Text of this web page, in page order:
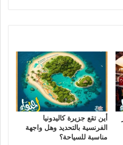
أين تقع جزيرة كاليدونيا
الفرنسية بالتحديد وهل واجهة
مناسبة للسياحة؟